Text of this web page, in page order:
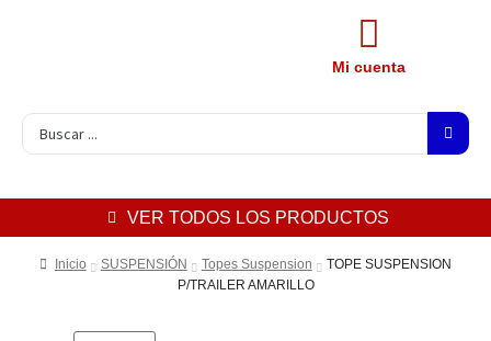
Mi cuenta
VER TODOS LOS PRODUCTOS
Inicio SUSPENSIÓN Topes Suspension
TOPE SUSPENSION
P/TRAILER AMARILLO